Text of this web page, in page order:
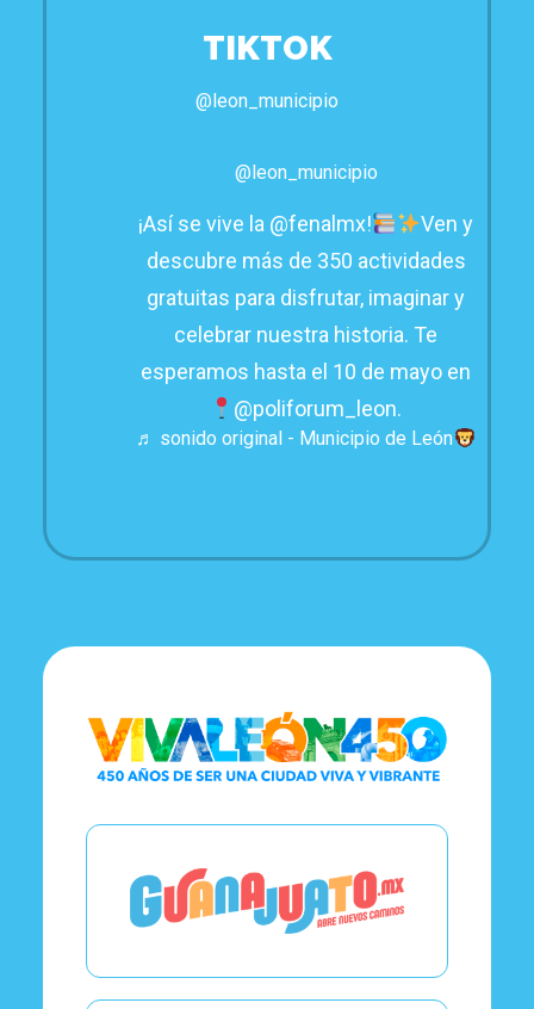
TIKTOK
@leon_municipio
@leon_municipio
¡Así se vive la @fenalmx!
Ven y
descubre más de 350 actividades
gratuitas para disfrutar, imaginar y
celebrar nuestra historia. Te
esperamos hasta el 10 de mayo en
@poliforum_leon.
♬ sonido original - Municipio de León